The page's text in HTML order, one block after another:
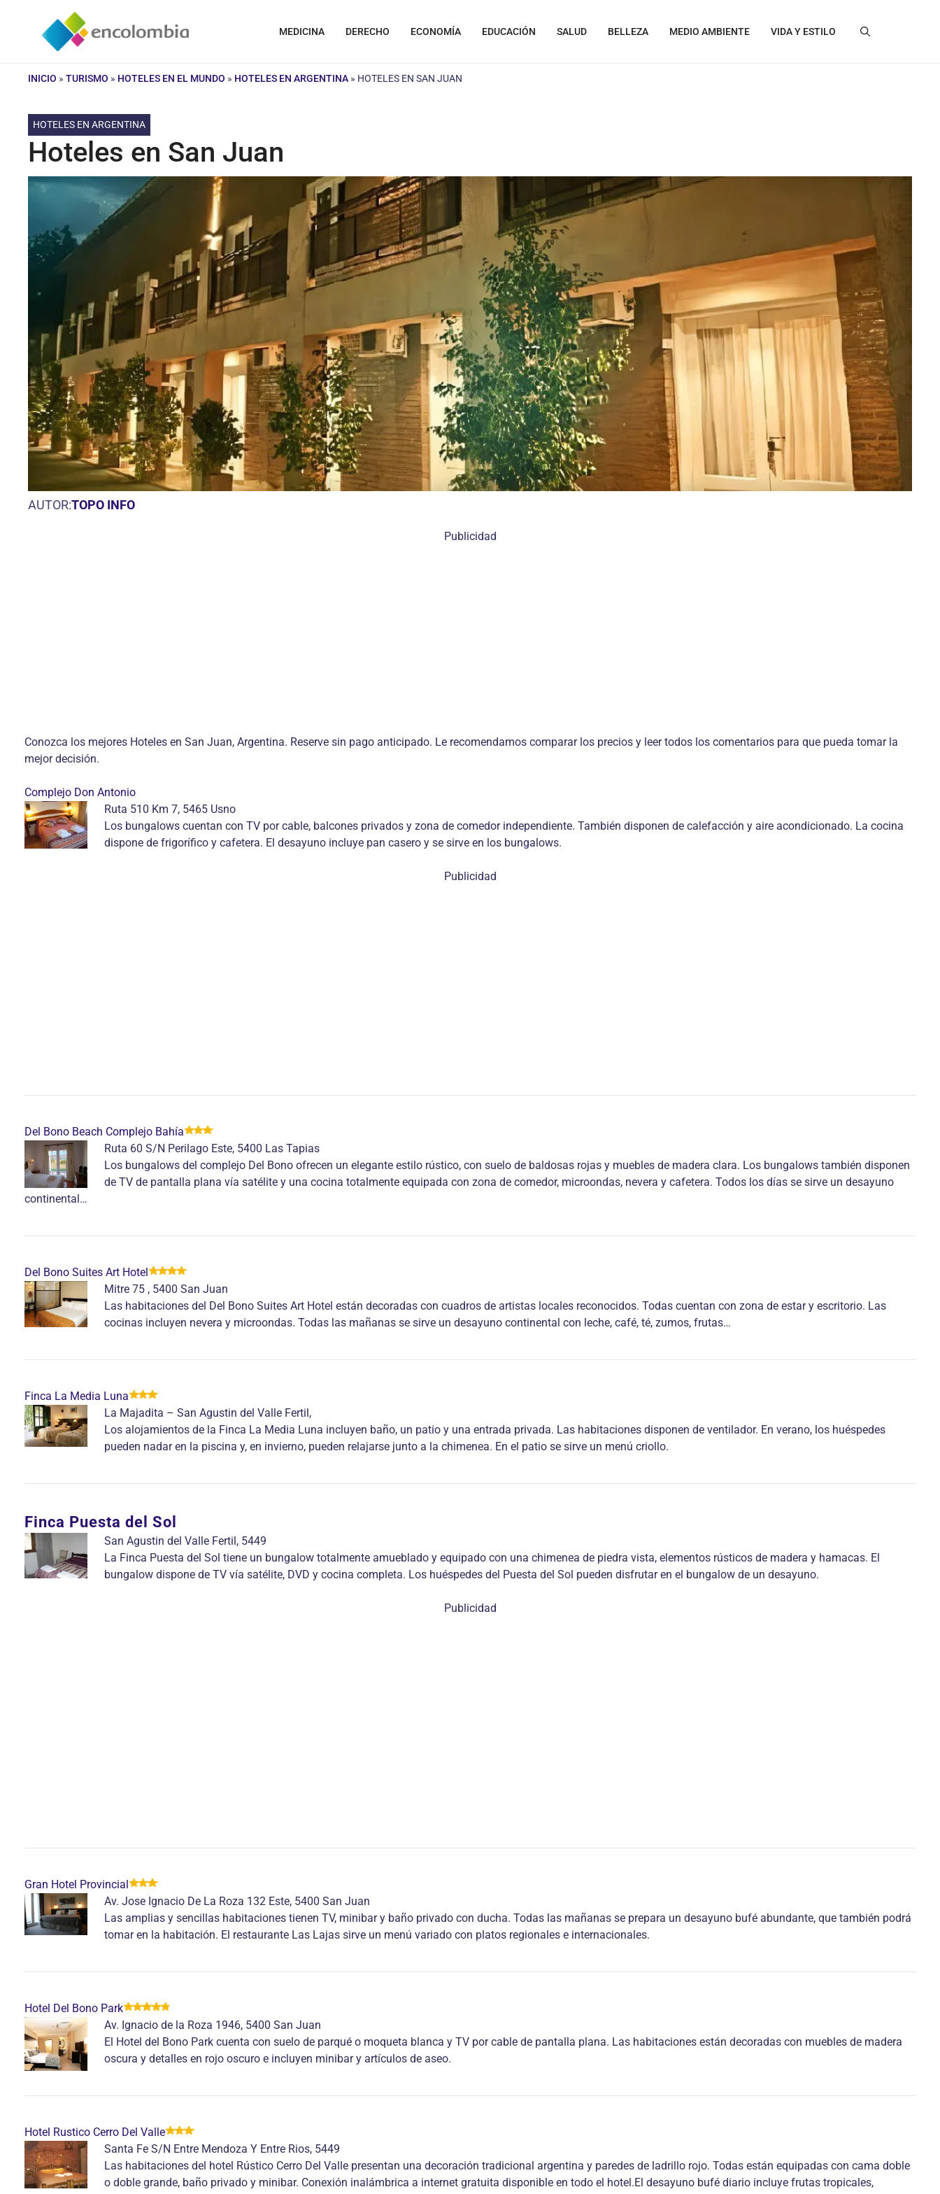
contenido
MEDICINA DERECHO ECONOMÍA EDUCACIÓN SALUD BELLEZA MEDIO AMBIENTE VIDA Y ESTILO
INICIO » TURISMO » HOTELES EN EL MUNDO » HOTELES EN ARGENTINA » HOTELES EN SAN JUAN
HOTELES EN ARGENTINA
Hoteles en San Juan
AUTOR:TOPO INFO
Publicidad
Conozca los mejores Hoteles en San Juan, Argentina. Reserve sin pago anticipado. Le recomendamos comparar los precios y leer todos los comentarios para que pueda tomar la
mejor decisión.
Complejo Don Antonio
Ruta 510 Km 7, 5465 Usno
Los bungalows cuentan con TV por cable, balcones privados y zona de comedor independiente. También disponen de calefacción y aire acondicionado. La cocina
dispone de frigorífico y cafetera. El desayuno incluye pan casero y se sirve en los bungalows.
Publicidad
Del Bono Beach Complejo Bahía
Ruta 60 S/N Perilago Este, 5400 Las Tapias
Los bungalows del complejo Del Bono ofrecen un elegante estilo rústico, con suelo de baldosas rojas y muebles de madera clara. Los bungalows también disponen
de TV de pantalla plana vía satélite y una cocina totalmente equipada con zona de comedor, microondas, nevera y cafetera. Todos los días se sirve un desayuno
continental…
Del Bono Suites Art Hotel
Mitre 75 , 5400 San Juan
Las habitaciones del Del Bono Suites Art Hotel están decoradas con cuadros de artistas locales reconocidos. Todas cuentan con zona de estar y escritorio. Las
cocinas incluyen nevera y microondas. Todas las mañanas se sirve un desayuno continental con leche, café, té, zumos, frutas…
Finca La Media Luna
La Majadita – San Agustin del Valle Fertil,
Los alojamientos de la Finca La Media Luna incluyen baño, un patio y una entrada privada. Las habitaciones disponen de ventilador. En verano, los huéspedes
pueden nadar en la piscina y, en invierno, pueden relajarse junto a la chimenea. En el patio se sirve un menú criollo.
Finca Puesta del Sol
San Agustin del Valle Fertil, 5449
La Finca Puesta del Sol tiene un bungalow totalmente amueblado y equipado con una chimenea de piedra vista, elementos rústicos de madera y hamacas. El
bungalow dispone de TV vía satélite, DVD y cocina completa. Los huéspedes del Puesta del Sol pueden disfrutar en el bungalow de un desayuno.
Publicidad
Gran Hotel Provincial
Av. Jose Ignacio De La Roza 132 Este, 5400 San Juan
Las amplias y sencillas habitaciones tienen TV, minibar y baño privado con ducha. Todas las mañanas se prepara un desayuno bufé abundante, que también podrá
tomar en la habitación. El restaurante Las Lajas sirve un menú variado con platos regionales e internacionales.
Hotel Del Bono Park
Av. Ignacio de la Roza 1946, 5400 San Juan
El Hotel del Bono Park cuenta con suelo de parqué o moqueta blanca y TV por cable de pantalla plana. Las habitaciones están decoradas con muebles de madera
oscura y detalles en rojo oscuro e incluyen minibar y artículos de aseo.
Hotel Rustico Cerro Del Valle
Santa Fe S/N Entre Mendoza Y Entre Rios, 5449
Las habitaciones del hotel Rústico Cerro Del Valle presentan una decoración tradicional argentina y paredes de ladrillo rojo. Todas están equipadas con cama doble
o doble grande, baño privado y minibar. Conexión inalámbrica a internet gratuita disponible en todo el hotel.El desayuno bufé diario incluye frutas tropicales,